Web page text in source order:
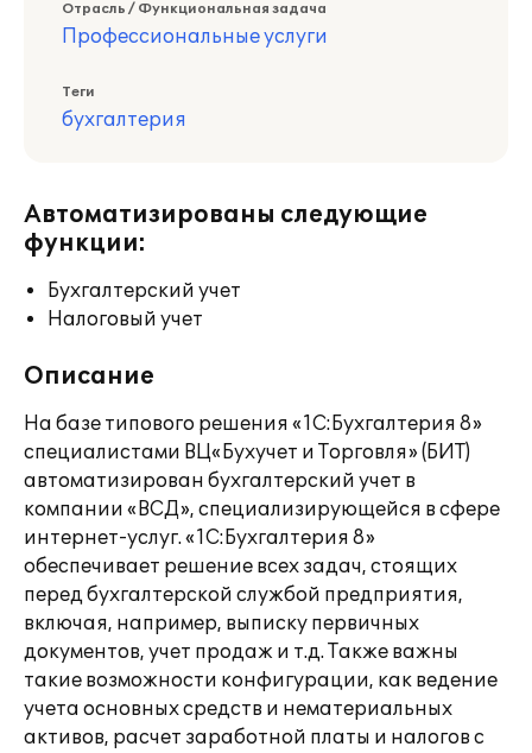
Отрасль / Функциональная задача
Профессиональные услуги
Теги
бухгалтерия
Автоматизированы следующие
функции:
Бухгалтерский учет
Налоговый учет
Описание
На базе типового решения «1С:Бухгалтерия 8»
специалистами ВЦ«Бухучет и Торговля» (БИТ)
автоматизирован бухгалтерский учет в
компании «ВСД», специализирующейся в сфере
интернет-услуг. «1С:Бухгалтерия 8»
обеспечивает решение всех задач, стоящих
перед бухгалтерской службой предприятия,
включая, например, выписку первичных
документов, учет продаж и т.д. Также важны
такие возможности конфигурации, как ведение
учета основных средств и нематериальных
активов, расчет заработной платы и налогов с